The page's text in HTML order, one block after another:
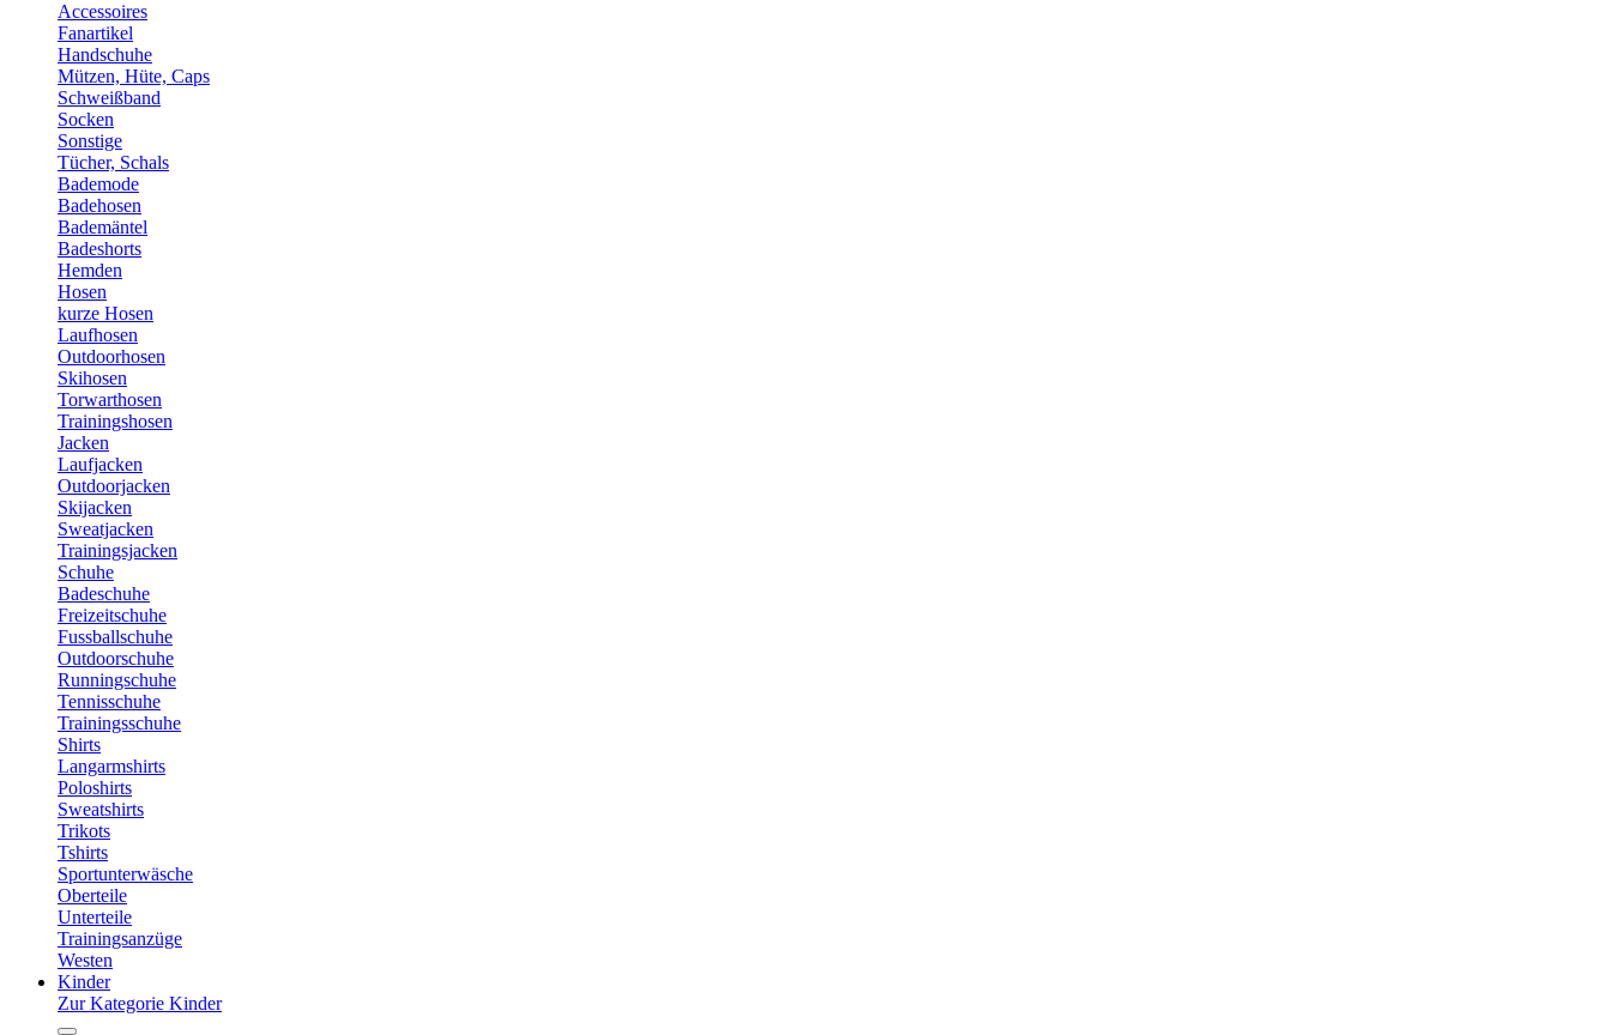
Accessoires
Fanartikel
Handschuhe
Mützen, Hüte, Caps
Schweißband
Socken
Sonstige
Tücher, Schals
Bademode
Badehosen
Bademäntel
Badeshorts
Hemden
Hosen
kurze Hosen
Laufhosen
Outdoorhosen
Skihosen
Torwarthosen
Trainingshosen
Jacken
Laufjacken
Outdoorjacken
Skijacken
Sweatjacken
Trainingsjacken
Schuhe
Badeschuhe
Freizeitschuhe
Fussballschuhe
Outdoorschuhe
Runningschuhe
Tennisschuhe
Trainingsschuhe
Shirts
Langarmshirts
Poloshirts
Sweatshirts
Trikots
Tshirts
Sportunterwäsche
Oberteile
Unterteile
Trainingsanzüge
Westen
Kinder
Zur Kategorie Kinder